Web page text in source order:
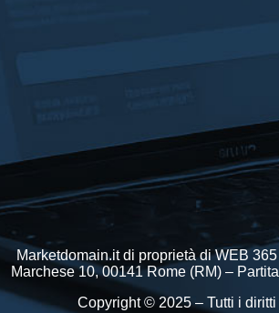
Marketdomain.it di proprietà di WEB
Marchese 10, 00141 Rome (RM) –
Copyright © 2025 – Tutti i diritti